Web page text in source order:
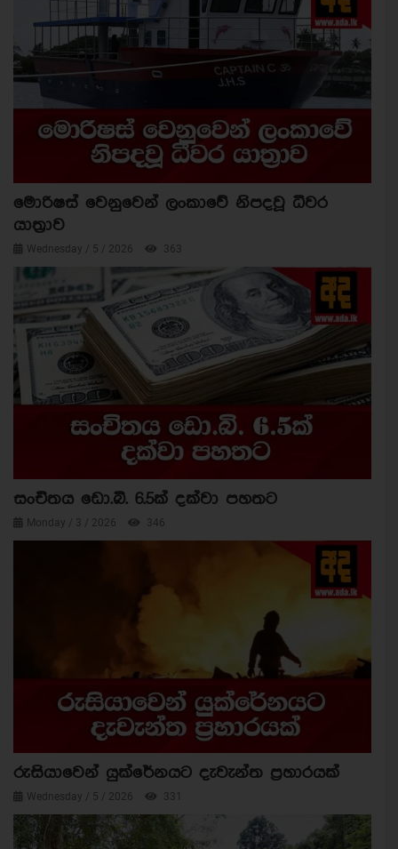
මොරිෂස් වෙනුවෙන් ලංකාවේ නිපදවූ ධීවර
යාත්‍රාව
Wednesday / 5 / 2026 363
සංචිතය ඩො.බි. 6.5ක් දක්වා පහතට
Monday / 3 / 2026 346
රුසියාවෙන් යුක්රේනයට දැවැන්ත ප්‍රහාරයක්
Wednesday / 5 / 2026 331